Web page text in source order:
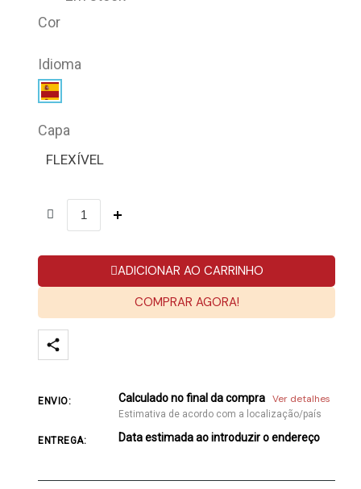
Cor
Idioma
Capa
FLEXÍVEL
ADICIONAR AO CARRINHO
COMPRAR AGORA!
ENVIO: Calculado no final da compra Ver detalhes
Estimativa de acordo com a localização/país
ENTREGA: Data estimada ao introduzir o endereço